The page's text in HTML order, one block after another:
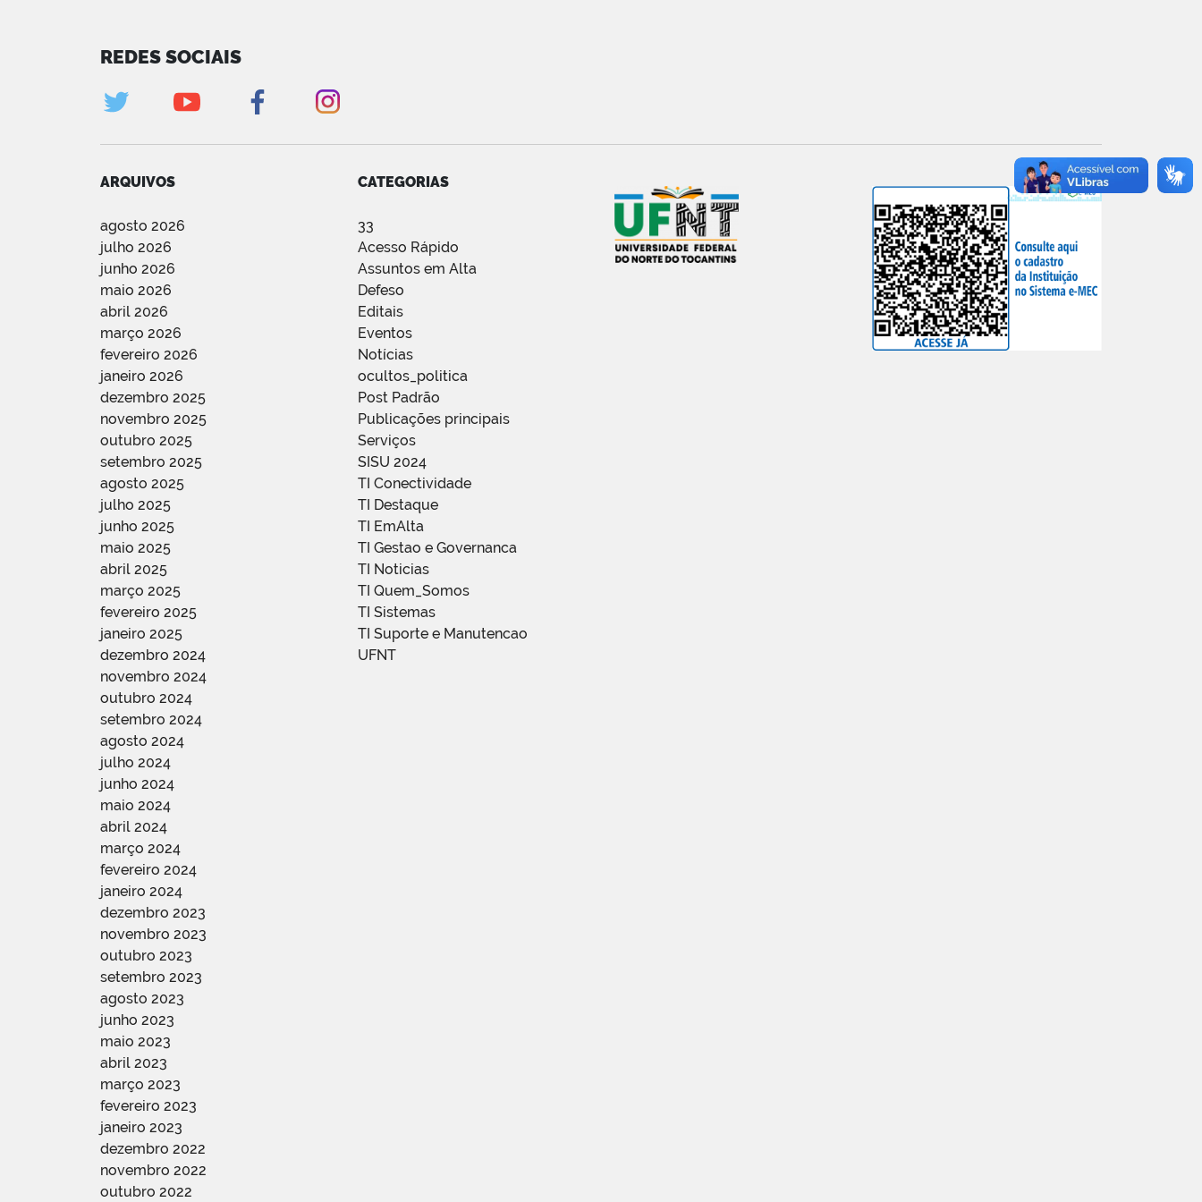
REDES SOCIAIS
ARQUIVOS
agosto 2026
julho 2026
junho 2026
maio 2026
abril 2026
março 2026
fevereiro 2026
janeiro 2026
dezembro 2025
novembro 2025
outubro 2025
setembro 2025
agosto 2025
julho 2025
junho 2025
maio 2025
abril 2025
março 2025
fevereiro 2025
janeiro 2025
dezembro 2024
novembro 2024
outubro 2024
setembro 2024
agosto 2024
julho 2024
junho 2024
maio 2024
abril 2024
março 2024
fevereiro 2024
janeiro 2024
dezembro 2023
novembro 2023
outubro 2023
setembro 2023
agosto 2023
junho 2023
maio 2023
abril 2023
março 2023
fevereiro 2023
janeiro 2023
dezembro 2022
novembro 2022
outubro 2022
CATEGORIAS
33
Acesso Rápido
Assuntos em Alta
Defeso
Editais
Eventos
Notícias
ocultos_politica
Post Padrão
Publicações principais
Serviços
SISU 2024
TI Conectividade
TI Destaque
TI EmAlta
TI Gestao e Governanca
TI Noticias
TI Quem_Somos
TI Sistemas
TI Suporte e Manutencao
UFNT